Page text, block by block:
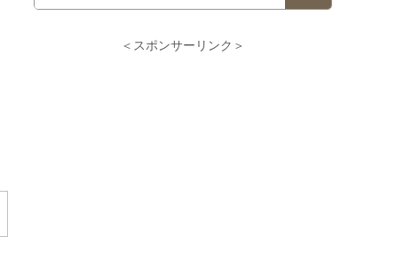
＜スポンサーリンク＞